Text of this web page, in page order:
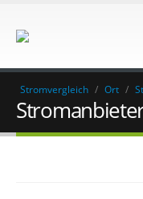
Stromvergleich / Ort /